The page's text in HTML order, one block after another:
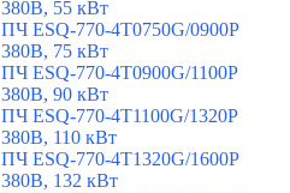
380В, 55 кВт
ПЧ ESQ-770-4T0750G/0900P
380В, 75 кВт
ПЧ ESQ-770-4T0900G/1100P
380В, 90 кВт
ПЧ ESQ-770-4T1100G/1320P
380В, 110 кВт
ПЧ ESQ-770-4T1320G/1600P
380В, 132 кВт